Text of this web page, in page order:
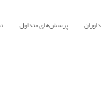
داوران پرسش‌های متداول